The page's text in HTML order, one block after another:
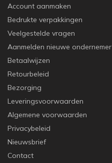
Account aanmaken
Bedrukte verpakkingen
Veelgestelde vragen
Aanmelden nieuwe ondernemer
Betaalwijzen
Retourbeleid
Bezorging
Leveringsvoorwaarden
Algemene voorwaarden
Privacybeleid
Nieuwsbrief
Contact